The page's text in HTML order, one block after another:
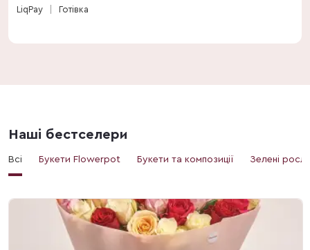
LiqPay Готівка
Наші бестселери
Всі Букети Flowerpot Букети та композиції Зелені